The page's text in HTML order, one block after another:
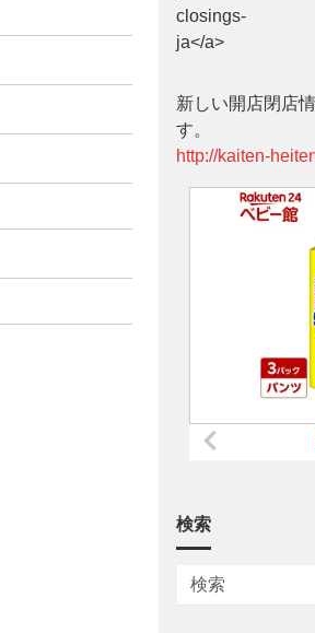
closings-
ja</a>
新しい開店閉店
す。
http://kaiten-
検索